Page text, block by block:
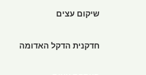
שיקום עצים
חדקנית הדקל האדומה